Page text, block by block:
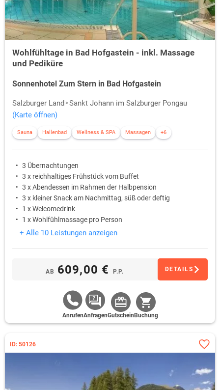
Wohlfühltage in Bad Hofgastein - inkl. Massage
und Pediküre
Sonnenhotel Zum Stern in Bad Hofgastein
Salzburger Land Sankt Johann im Salzburger Pongau
(Karte öffnen)
Sauna Hallenbad Wellness & SPA Massagen +6
3 Übernachtungen
3 x reichhaltiges Frühstück vom Buffet
3 x Abendessen im Rahmen der Halbpension
3 x kleiner Snack am Nachmittag, süß oder deftig
1 x Welcomedrink
1 x Wohlfühlmassage pro Person
+ Alle 10 Leistungen anzeigen
AB 609,00 € P.P. DETAILS
AnrufenAnfragenGutschein Buchung
ID: 50126